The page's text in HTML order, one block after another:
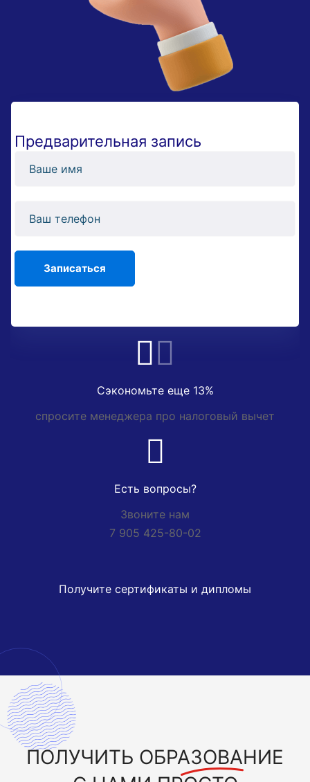
Предварительная запись
Сэкономьте еще 13%
спросите менеджера про налоговый вычет
Есть вопросы?
Звоните нам
7 905 425-80-02
Получите сертификаты и дипломы
ПОЛУЧИТЬ ОБРАЗОВАНИЕ